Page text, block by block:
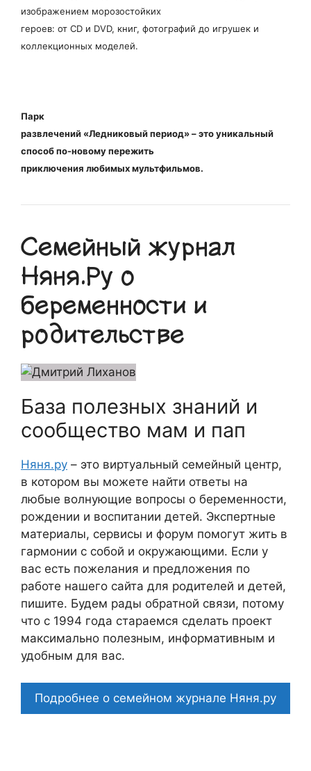
изображением морозостойких
героев: от CD и DVD, книг, фотографий до игрушек и
коллекционных моделей.
Парк
развлечений «Ледниковый период» – это уникальный
способ по-новому пережить
приключения любимых мультфильмов.
Семейный журнал
Няня.Ру о
беременности и
родительстве
База полезных знаний и
сообщество мам и пап
Няня.ру – это виртуальный семейный центр,
в котором вы можете найти ответы на
любые волнующие вопросы о беременности,
рождении и воспитании детей. Экспертные
материалы, сервисы и форум помогут жить в
гармонии с собой и окружающими. Если у
вас есть пожелания и предложения по
работе нашего сайта для родителей и детей,
пишите. Будем рады обратной связи, потому
что c 1994 года стараемся сделать проект
максимально полезным, информативным и
удобным для вас.
Подробнее о семейном журнале Няня.ру